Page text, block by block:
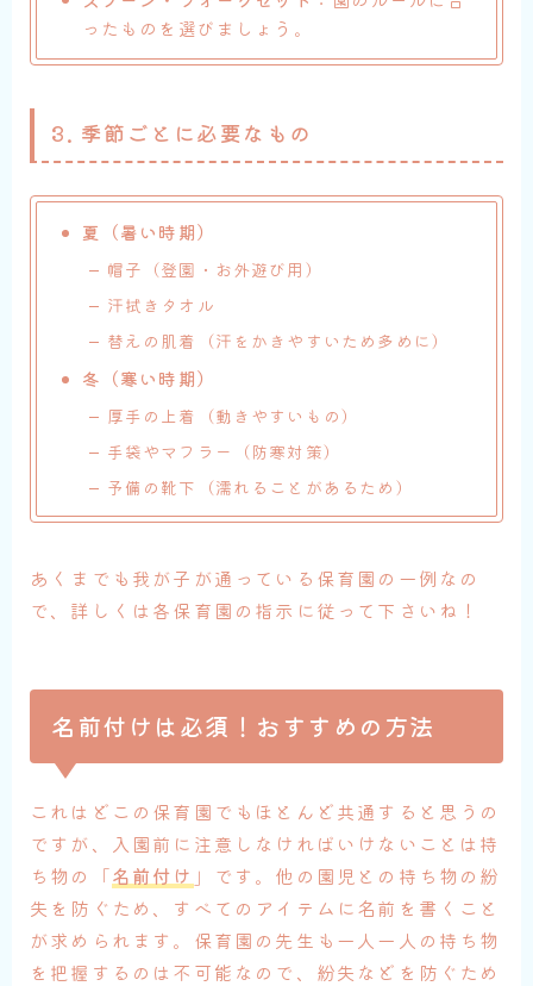
ったものを選びましょう。
3. 季節ごとに必要なもの
夏（暑い時期）
帽子（登園・お外遊び用）
汗拭きタオル
替えの肌着（汗をかきやすいため多めに）
冬（寒い時期）
厚手の上着（動きやすいもの）
手袋やマフラー（防寒対策）
予備の靴下（濡れることがあるため）
あくまでも我が子が通っている保育園の一例なの
で、詳しくは各保育園の指示に従って下さいね！
名前付けは必須！おすすめの方法
これはどこの保育園でもほとんど共通すると思うの
ですが、入園前に注意しなければいけないことは持
ち物の「名前付け 」です。他の園児との持ち物の紛
失を防ぐため、すべてのアイテムに名前を書くこと
が求められます。保育園の先生も一人一人の持ち物
を把握するのは不可能なので、紛失などを防ぐため